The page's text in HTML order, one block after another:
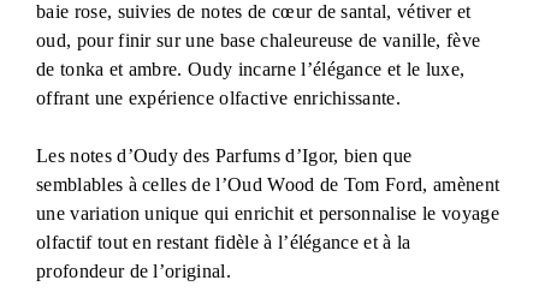
baie rose, suivies de notes de cœur de santal, vétiver et
oud, pour finir sur une base chaleureuse de vanille, fève
de tonka et ambre. Oudy incarne l’élégance et le luxe,
offrant une expérience olfactive enrichissante.
Les notes d’Oudy des Parfums d’Igor, bien que
semblables à celles de l’Oud Wood de Tom Ford, amènent
une variation unique qui enrichit et personnalise le voyage
olfactif tout en restant fidèle à l’élégance et à la
profondeur de l’original.